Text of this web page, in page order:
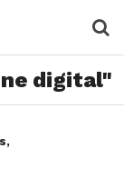
digital"